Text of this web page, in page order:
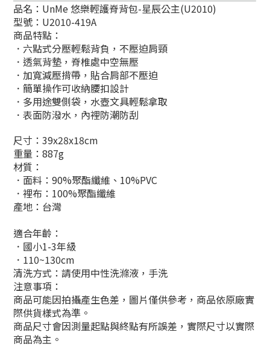
品名：UnMe 悠樂輕護脊背包-星辰公主(U2010)
型號：U2010-419A
商品特點：
．六點式分壓輕鬆背負，不壓迫肩頸
． 透氣背墊，脊椎處中空無壓
．加寬減壓揹帶，貼合肩部不壓迫
． 簡單操作可收納腰扣設計
．多用途雙側袋，水壺文具輕鬆拿取
．表面防潑水， 內裡防潮防刮
尺寸：39x28x18cm
重量：887g
材質：
．面料：90%聚酯纖維、10%PVC
．裡布： 100%聚酯纖維
產地：台灣
適合年齡：
．國小1-3年級
．110~130cm
清洗方式：請使用中性洗滌液，手洗
注意事項：
商品可能因拍攝產生色差，圖片僅供參考，商品依原廠實
際供貨樣式為準。
商品尺寸會因測量起點與終點有所誤差，實際尺寸以實際
商品為主。